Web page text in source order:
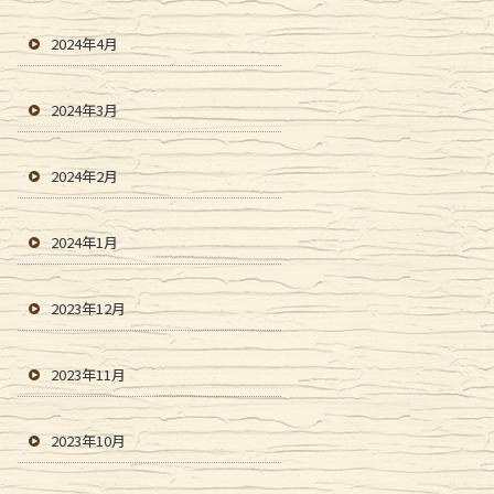
2024年4月
2024年3月
2024年2月
2024年1月
2023年12月
2023年11月
2023年10月